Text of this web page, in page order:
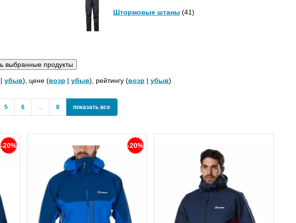
Штормовые штаны (41)
| убыв), цене (возр | убыв), рейтингу (возр | убыв)
5 6 8 показать всеshow
-20% -20%